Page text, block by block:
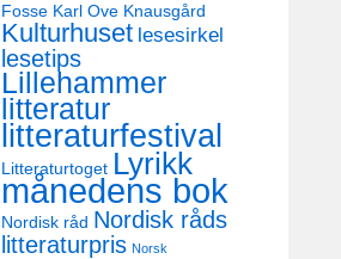
Fosse Karl Ove Knausgård
Kulturhuset lesesirkel
lesetips
Lillehammer
litteratur
litteraturfestival
Litteraturtoget Lyrikk
månedens bok
Nordisk råd Nordisk råds
litteraturpris Norsk